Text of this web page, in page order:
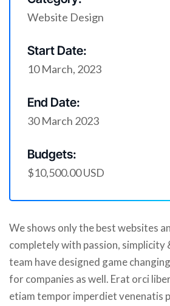
Website Design
Start Date:
10 March, 2023
End Date:
30 March 2023
Budgets:
$10,500.00 USD
We shows only the best websites
completely with passion, simplicity
team have designed game
for companies as well. Erat orci
etiam tempor imperdiet venenatis